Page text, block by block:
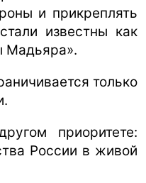
и прикреплять
известны как
Мадьяра».
только
приоритете:
России в живой